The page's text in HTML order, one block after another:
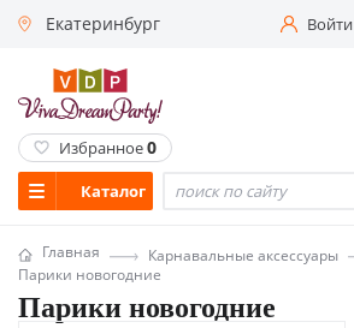
Екатеринбург Войти
Каталог
Избранное0
Главная Карнавальные аксессуары
Парики новогодние
Парики новогодние